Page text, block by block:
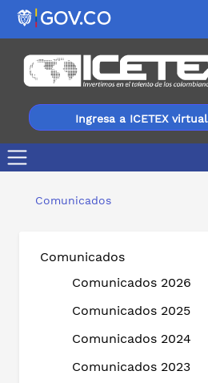
Ingresa a ICETEX virtual
Comunicados
Comunicados
Comunicados 2026
Comunicados 2025
Comunicados 2024
Comunicados 2023